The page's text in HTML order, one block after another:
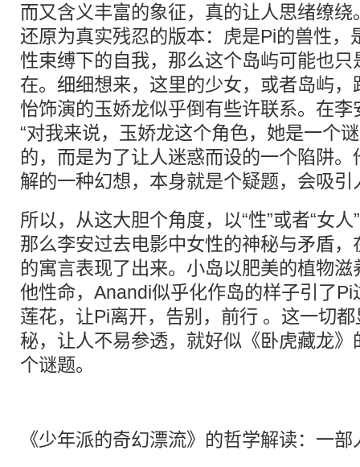
而又含义丰富的象征，真的让人思绪缭
还原为真实残忍的版本：虎是Pi的兽性，
性束缚下的自我，那么这个岛屿可能也
在。细细想来，这里的少女，或者岛屿
怡饰演的玉娇龙似乎倒有些许联系。在
“对我来说，玉娇龙这个角色，她是一个
的，而是为了让人迷惑而设的一个陷阱
解的一种幻想，本身就是个疑题，会吸引
所以，从这大胆个角度，以“性”或者“女
那么李安过去电影中女性的神秘与矛盾
的寓言表现了出来。小岛以肥美的植物
他性命，Anandi似乎化作岛的样子引了
莲花，让Pi离开，告别，前行 。这一切
秘，让人不易参透，就好似《卧虎藏龙
个谜题。
《少年派的奇幻漂流》的哲学解读：一